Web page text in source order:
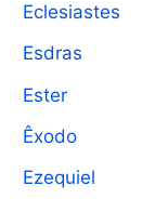
Eclesiastes
Esdras
Ester
Êxodo
Ezequiel